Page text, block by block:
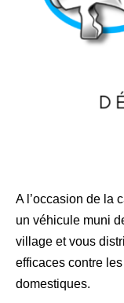
A l’occasion de la
un véhicule muni
village et vous
efficaces contre
domestiques.